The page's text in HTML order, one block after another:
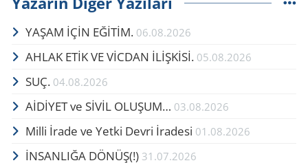
YAŞAM İÇİN EĞİTİM. 06.08.2026
AHLAK ETİK VE VİCDAN İLİŞKİSİ. 05.08.2026
SUÇ. 04.08.2026
AİDİYET ve SİVİL OLUŞUM… 03.08.2026
Milli İrade ve Yetki Devri İradesi 01.08.2026
İNSANLIĞA DÖNÜŞ(!) 31.07.2026